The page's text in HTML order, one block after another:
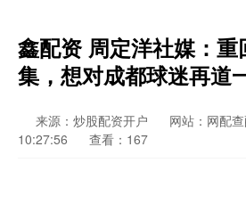
鑫配资 周定洋社媒：
集，想对成都球迷再道
来源：炒股配资开户 网站：网配
10:27:56
查看：167